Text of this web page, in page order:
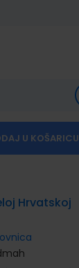
U KOŠARICU
Hrvatskoj